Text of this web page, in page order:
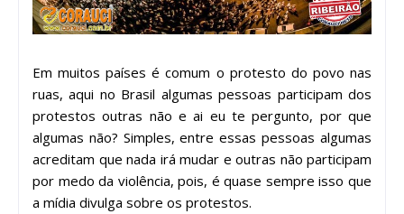
Em muitos países é comum o protesto do povo nas
ruas, aqui no Brasil algumas pessoas participam dos
protestos outras não e ai eu te pergunto, por que
algumas não? Simples, entre essas pessoas algumas
acreditam que nada irá mudar e outras não participam
por medo da violência, pois, é quase sempre isso que
a mídia divulga sobre os protestos.